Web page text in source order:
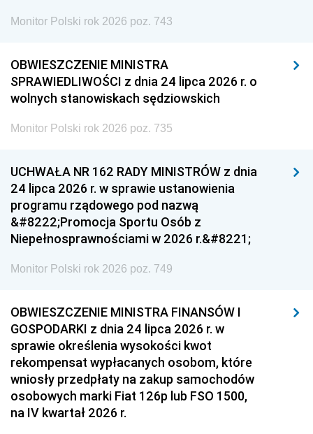
Monitor Polski rok 2026 poz. 743
OBWIESZCZENIE MINISTRA
SPRAWIEDLIWOŚCI z dnia 24 lipca 2026 r. o
wolnych stanowiskach sędziowskich
Monitor Polski rok 2026 poz. 735
UCHWAŁA NR 162 RADY MINISTRÓW z dnia
24 lipca 2026 r. w sprawie ustanowienia
programu rządowego pod nazwą
&#8222;Promocja Sportu Osób z
Niepełnosprawnościami w 2026 r.&#8221;
Monitor Polski rok 2026 poz. 749
OBWIESZCZENIE MINISTRA FINANSÓW I
GOSPODARKI z dnia 24 lipca 2026 r. w
sprawie określenia wysokości kwot
rekompensat wypłacanych osobom, które
wniosły przedpłaty na zakup samochodów
osobowych marki Fiat 126p lub FSO 1500,
na IV kwartał 2026 r.